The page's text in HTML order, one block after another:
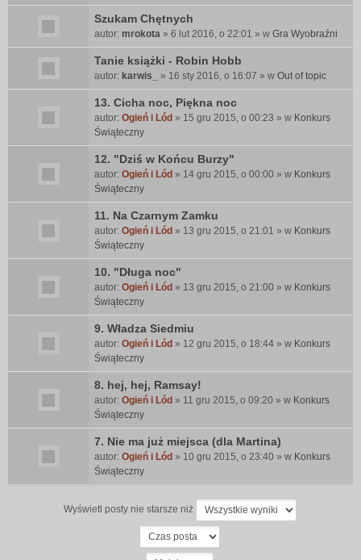
e
r
a
a
n
k
e
t
ę
Szukam Chętnych
autor: mrokota » 6 lut 2016, o 22:01 » w Gra Wyobraźni
Tanie książki - Robin Hobb
autor: karwis_ » 16 sty 2016, o 16:07 » w Out of topic
13. Cicha noc, Piękna noc
autor: Ogień i Lód » 15 gru 2015, o 00:23 » w Konkurs
Świąteczny
12. "Dziś w Końcu Burzy"
autor: Ogień i Lód » 14 gru 2015, o 00:00 » w Konkurs
Świąteczny
11. Na Czarnym Zamku
autor: Ogień i Lód » 13 gru 2015, o 21:01 » w Konkurs
Świąteczny
10. "Długa noc"
autor: Ogień i Lód » 13 gru 2015, o 21:00 » w Konkurs
Świąteczny
9. Władza Siedmiu
autor: Ogień i Lód » 12 gru 2015, o 18:44 » w Konkurs
Świąteczny
8. hej, hej, Ramsay!
autor: Ogień i Lód » 11 gru 2015, o 09:20 » w Konkurs
Świąteczny
7. Nie ma już miejsca (dla Martina)
autor: Ogień i Lód » 10 gru 2015, o 23:40 » w Konkurs
Świąteczny
Wyświetl posty nie starsze niż